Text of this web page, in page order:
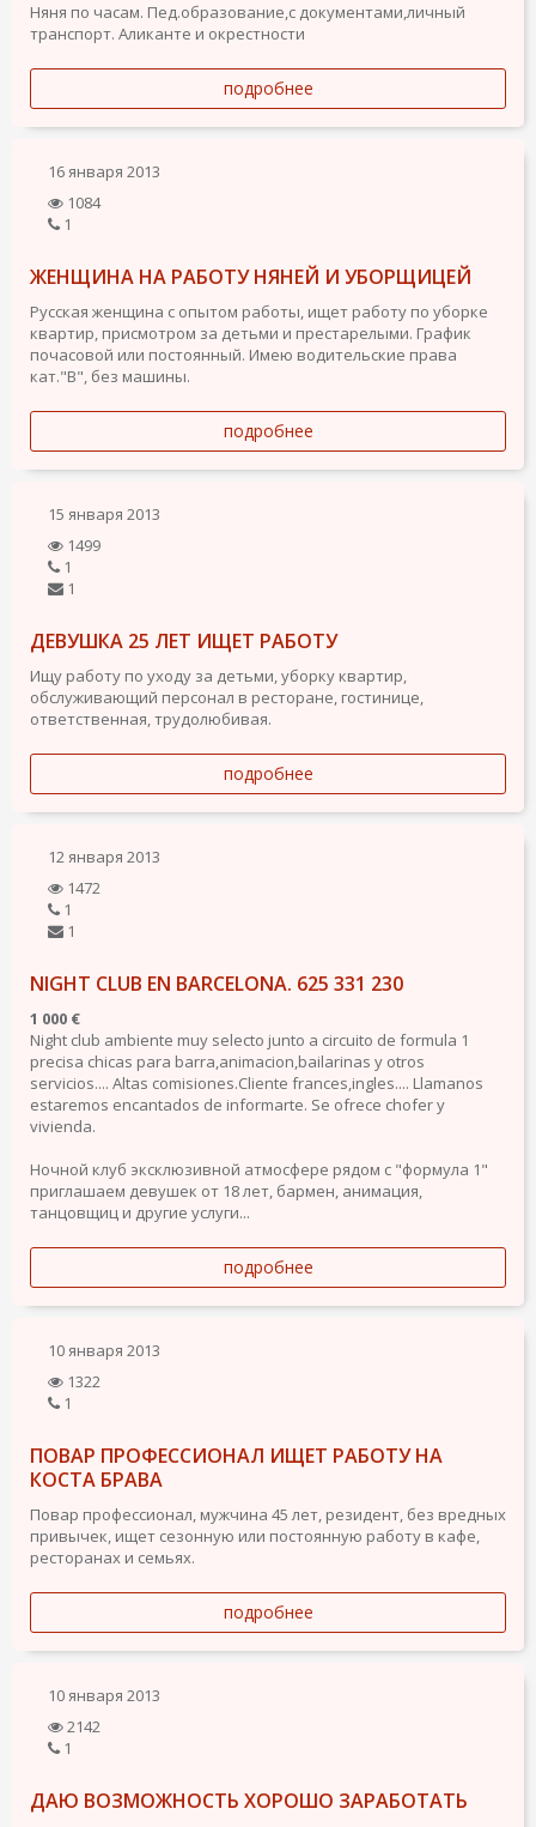
Няня по часам. Пед.образование,с документами,личный
транспорт. Аликанте и окрестности
подробнее
16 января 2013
1084
1
ЖЕНЩИНА НА РАБОТУ НЯНЕЙ И УБОРЩИЦЕЙ
Русская женщина с опытом работы, ищет работу по уборке
квартир, присмотром за детьми и престарелыми. График
почасовой или постоянный. Имею водительские права
кат."В", без машины.
подробнее
15 января 2013
1499
1
1
ДЕВУШКА 25 ЛЕТ ИЩЕТ РАБОТУ
Ищу работу по уходу за детьми, уборку квартир,
обслуживающий персонал в ресторане, гостинице,
ответственная, трудолюбивая.
подробнее
12 января 2013
1472
1
1
NIGHT CLUB EN BARCELONA. 625 331 230
1 000 €
Night club ambiente muy selecto junto a circuito de formula 1
precisa chicas para barra,animacion,bailarinas y otros
servicios.... Altas comisiones.Cliente frances,ingles.... Llamanos
estaremos encantados de informarte. Se ofrece chofer y
vivienda.
Ночной клуб эксклюзивной атмосфере рядом с "формула 1"
приглашаем девушек от 18 лет, бармен, анимация,
танцовщиц и другие услуги...
подробнее
10 января 2013
1322
1
ПОВАР ПРОФЕССИОНАЛ ИЩЕТ РАБОТУ НА
КОСТА БРАВА
Повар профессионал, мужчина 45 лет, резидент, без вредных
привычек, ищет сезонную или постоянную работу в кафе,
ресторанах и семьях.
подробнее
10 января 2013
2142
1
ДАЮ ВОЗМОЖНОСТЬ ХОРОШО ЗАРАБОТАТЬ